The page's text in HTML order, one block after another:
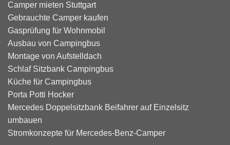
Camper mieten Stuttgart
Gebrauchte Camper kaufen
Gasprüfung für Wohnmobil
Ausbau von Campingbus
Montage von Aufstelldach
Schlaf Sitzbank Campingbus
Küche für Campingbus
Porta Potti Hocker
Mercedes Doppelsitzbank Beifahrer auf Einzelsitz
umbauen
Stromkonzepte für Mercedes-Benz-Camper